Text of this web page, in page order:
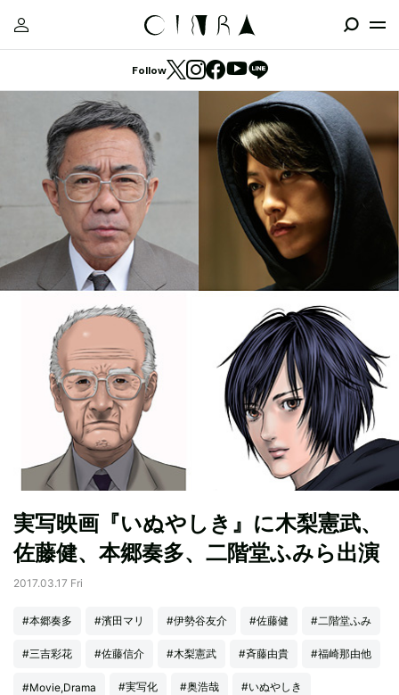
Follow
実写映画『いぬやしき』に木梨憲武、
佐藤健、本郷奏多、二階堂ふみら出演
2017.03.17 Fri
#本郷奏多 #濱田マリ #伊勢谷友介 #佐藤健 #二階堂ふみ
#三吉彩花 #佐藤信介 #木梨憲武 #斉藤由貴 #福崎那由他
#Movie,Drama #実写化 #奥浩哉 #いぬやしき